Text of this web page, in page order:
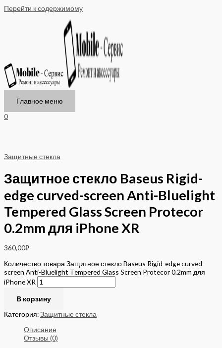
Перейти к содержимому
Главное меню
0
Защитные стекла
Защитное стекло Baseus Rigid-
edge curved-screen Anti-Bluelight
Tempered Glass Screen Protecor
0.2mm для iPhone XR
360,00₽
Количество товара Защитное стекло Baseus Rigid-edge curved-
screen Anti-Bluelight Tempered Glass Screen Protecor 0.2mm для
iPhone XR
В корзину
Категория:Защитные стекла
Описание
Отзывы (0)